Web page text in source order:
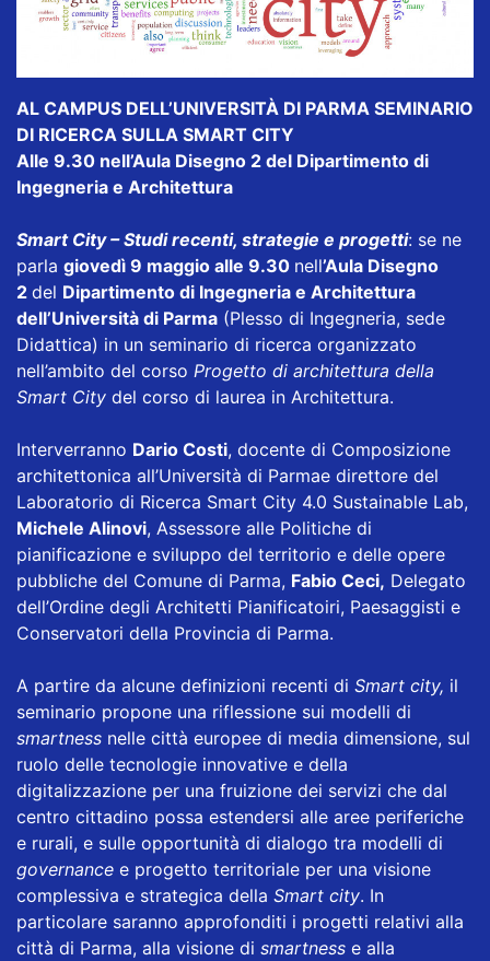
AL CAMPUS DELL’UNIVERSITÀ DI PARMA SEMINARIO
DI RICERCA SULLA SMART CITY
Alle 9.30 nell’Aula Disegno 2 del Dipartimento di
Ingegneria e Architettura
Smart City – Studi recenti, strategie e progetti: se ne
parla giovedì 9 maggio alle 9.30 nell’Aula Disegno
2 del Dipartimento di Ingegneria e Architettura
dell’Università di Parma (Plesso di Ingegneria, sede
Didattica) in un seminario di ricerca organizzato
nell’ambito del corso Progetto di architettura della
Smart City del corso di laurea in Architettura.
Interverranno Dario Costi, docente di Composizione
architettonica all’Università di Parmae direttore del
Laboratorio di Ricerca Smart City 4.0 Sustainable Lab,
Michele Alinovi, Assessore alle Politiche di
pianificazione e sviluppo del territorio e delle opere
pubbliche del Comune di Parma, Fabio Ceci, Delegato
dell’Ordine degli Architetti Pianificatoiri, Paesaggisti e
Conservatori della Provincia di Parma.
A partire da alcune definizioni recenti di Smart city, il
seminario propone una riflessione sui modelli di
smartness nelle città europee di media dimensione, sul
ruolo delle tecnologie innovative e della
digitalizzazione per una fruizione dei servizi che dal
centro cittadino possa estendersi alle aree periferiche
e rurali, e sulle opportunità di dialogo tra modelli di
governance e progetto territoriale per una visione
complessiva e strategica della Smart city. In
particolare saranno approfonditi i progetti relativi alla
città di Parma, alla visione di smartness e alla